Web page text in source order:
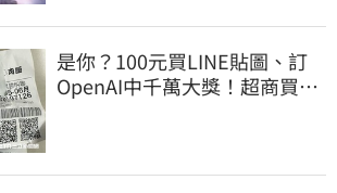
是你？100元買LINE貼圖、訂
OpenAI中千萬大獎！超商買10